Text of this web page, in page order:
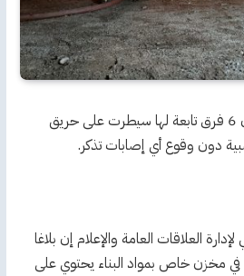
أعلنت قوة الإطفاء العام، أن 6 فرق تابعة لها سيطرت على حريق
دون وقوع أي إصابات تذكر.
العلاقات العامة والإعلام إن بلاغا
في مخزن خاص بمواد البناء يحتوي على